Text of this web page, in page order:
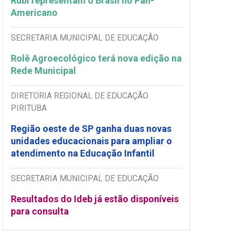
Americano
SECRETARIA MUNICIPAL DE EDUCAÇÃO
Rolê Agroecológico terá nova edição na
Rede Municipal
DIRETORIA REGIONAL DE EDUCAÇÃO
PIRITUBA
Região oeste de SP ganha duas novas
unidades educacionais para ampliar o
atendimento na Educação Infantil
SECRETARIA MUNICIPAL DE EDUCAÇÃO
Resultados do Ideb já estão disponíveis
para consulta